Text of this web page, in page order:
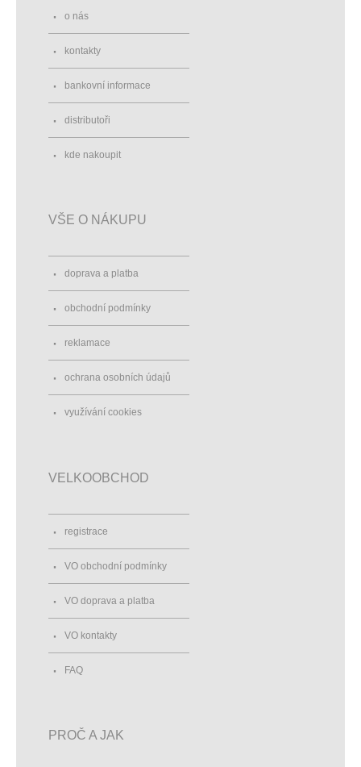
o nás
kontakty
bankovní informace
distributoři
kde nakoupit
VŠE O NÁKUPU
doprava a platba
obchodní podmínky
reklamace
ochrana osobních údajů
využívání cookies
VELKOOBCHOD
registrace
VO obchodní podmínky
VO doprava a platba
VO kontakty
FAQ
PROČ A JAK